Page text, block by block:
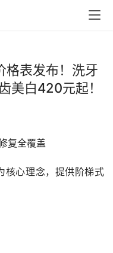
表发布！洗牙
美白420元起！
复全覆盖